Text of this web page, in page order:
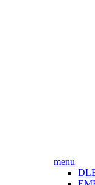
menu